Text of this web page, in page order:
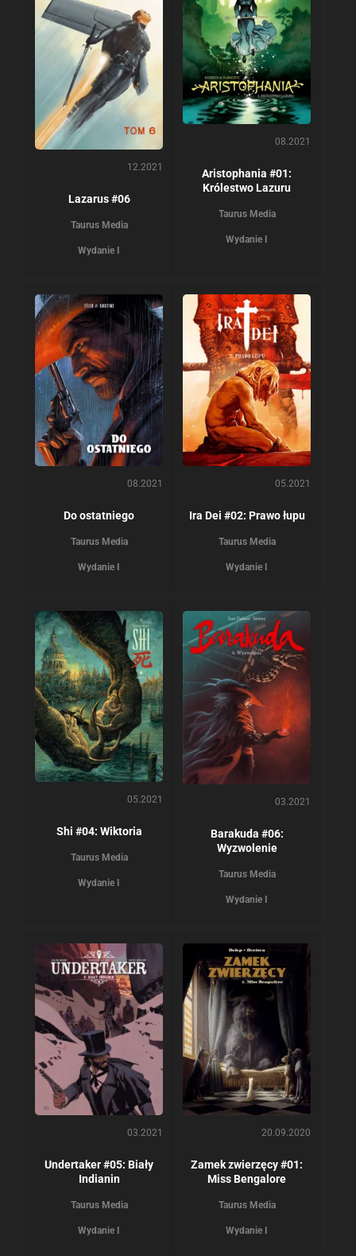
12.2021
Lazarus #06
Taurus Media
Wydanie I
08.2021
Aristophania #01:
Królestwo Lazuru
Taurus Media
Wydanie I
08.2021
Do ostatniego
Taurus Media
Wydanie I
05.2021
Ira Dei #02: Prawo łupu
Taurus Media
Wydanie I
05.2021
Shi #04: Wiktoria
Taurus Media
Wydanie I
03.2021
Barakuda #06:
Wyzwolenie
Taurus Media
Wydanie I
03.2021
Undertaker #05: Biały
Indianin
Taurus Media
Wydanie I
20.09.2020
Zamek zwierzęcy #01:
Miss Bengalore
Taurus Media
Wydanie I